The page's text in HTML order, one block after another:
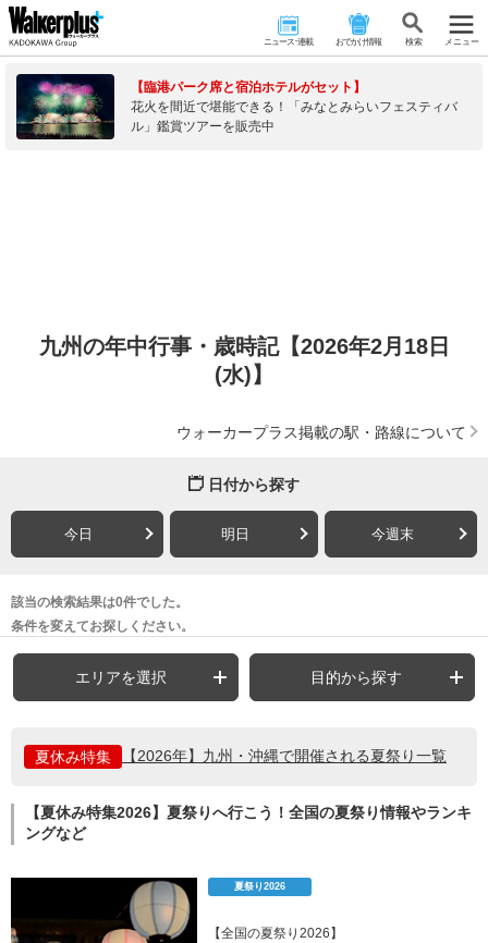
ニュース･連載 おでかけ情報 検 索 メニュー
【臨港パーク席と宿泊ホテルがセット】
花火を間近で堪能できる！「みなとみらいフェスティバ
ル」鑑賞ツアーを販売中
九州の年中行事・歳時記【2026年2月18日
(水)】
ウォーカープラス掲載の駅・路線について
日付から探す
今日 明日 今週末
該当の検索結果は0件でした。
条件を変えてお探しください。
エリアを選択 目的から探す
夏休み特集 【2026年】九州・沖縄で開催される夏祭り一覧
【夏休み特集2026】夏祭りへ行こう！全国の夏祭り情報やランキ
ングなど
夏祭り2026
【全国の夏祭り2026】